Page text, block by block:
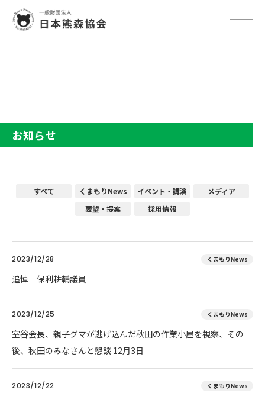
お知らせ
すべて くまもりNews イベント・講演
メディア
要望・提案
採用情報
2023/12/28 くまもりNews
追悼 保利耕輔議員
2023/12/25 くまもりNews
室谷会長、親子グマが逃げ込んだ秋田の作業小屋を視察、その
後、秋田のみなさんと懇談 12月3日
2023/12/22 くまもりNews